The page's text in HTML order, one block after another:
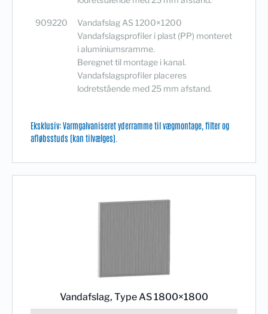
909220
Vandafslag AS 1200×1200
Vandafslagsprofiler i plast (PP) monteret
i aluminiumsramme.
Beregnet til montage i kanal.
Vandafslagsprofiler placeres
lodretstående med 25 mm afstand.
Eksklusiv: Varmgalvaniseret yderramme til vægmontage, filter og
afløbsstuds (kan tilvælges).
Vandafslag, Type AS 1800×1800